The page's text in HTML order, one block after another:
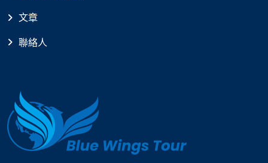
文章
聯絡人